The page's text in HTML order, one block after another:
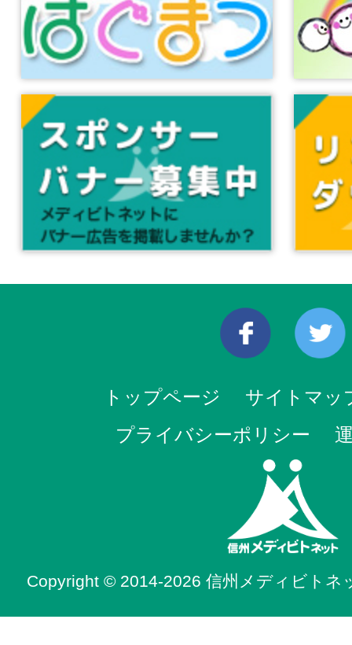
トップページ
サイトマッ
プライバシーポリシー
Copyright © 2014-2026 信州メディビトネ